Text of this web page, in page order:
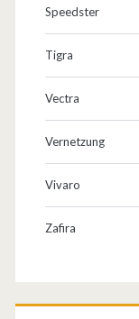
Speedster
Tigra
Vectra
Vernetzung
Vivaro
Zafira